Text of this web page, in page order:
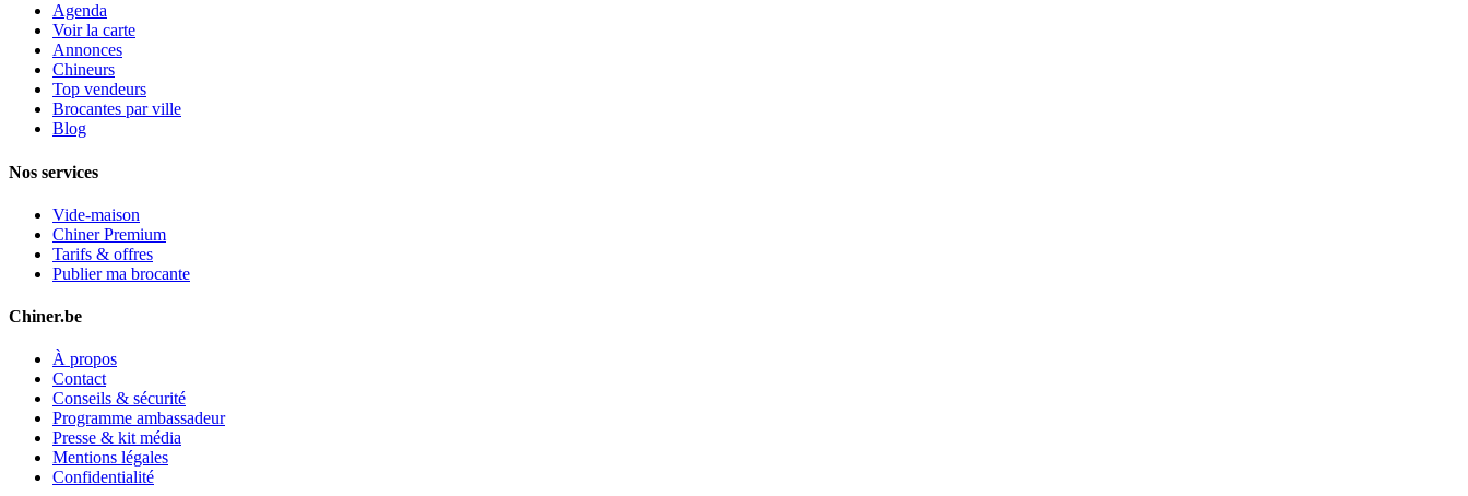
Agenda
Voir la carte
Annonces
Chineurs
Top vendeurs
Brocantes par ville
Blog
Nos services
Vide-maison
Chiner Premium
Tarifs & offres
Publier ma brocante
Chiner.be
À propos
Contact
Conseils & sécurité
Programme ambassadeur
Presse & kit média
Mentions légales
Confidentialité